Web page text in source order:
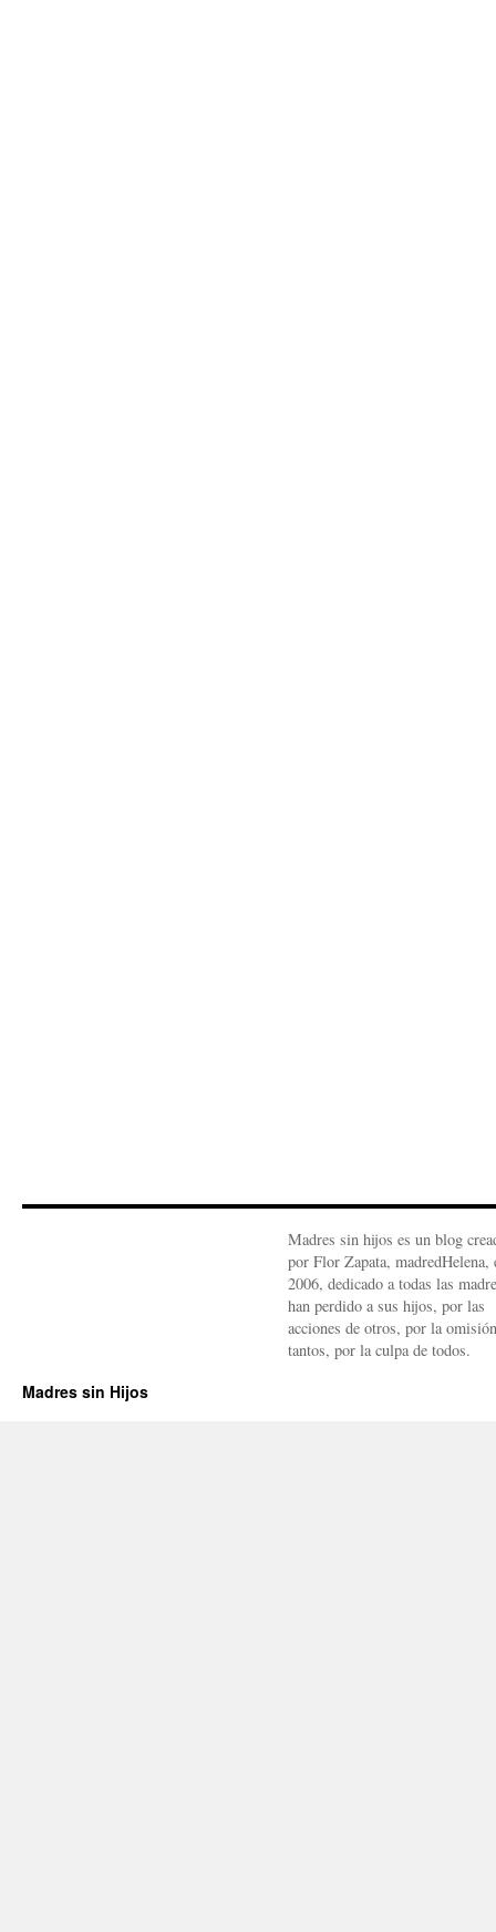
Madres sin hijos es un blog
por Flor Zapata, madredHelena,
2006, dedicado a todas las
han perdido a sus hijos, por las
acciones de otros, por la
tantos, por la culpa de todos.
Madres sin Hijos